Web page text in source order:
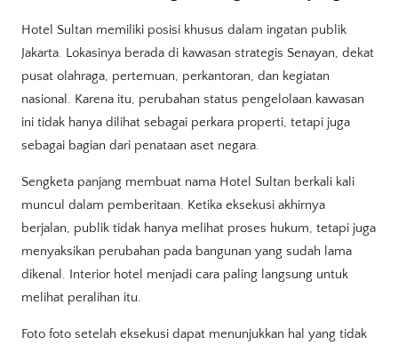
Hotel Sultan memiliki posisi khusus dalam ingatan publik
Jakarta. Lokasinya berada di kawasan strategis Senayan, dekat
pusat olahraga, pertemuan, perkantoran, dan kegiatan
nasional. Karena itu, perubahan status pengelolaan kawasan
ini tidak hanya dilihat sebagai perkara properti, tetapi juga
sebagai bagian dari penataan aset negara.
Sengketa panjang membuat nama Hotel Sultan berkali kali
muncul dalam pemberitaan. Ketika eksekusi akhirnya
berjalan, publik tidak hanya melihat proses hukum, tetapi juga
menyaksikan perubahan pada bangunan yang sudah lama
dikenal. Interior hotel menjadi cara paling langsung untuk
melihat peralihan itu.
Foto foto setelah eksekusi dapat menunjukkan hal yang tidak